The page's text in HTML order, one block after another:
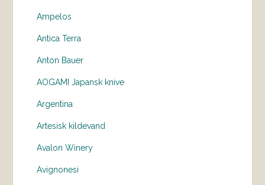
Ampelos
Antica Terra
Anton Bauer
AOGAMI Japansk knive
Argentina
Artesisk kildevand
Avalon Winery
Avignonesi